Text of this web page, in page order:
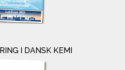
I DANSK KEMI